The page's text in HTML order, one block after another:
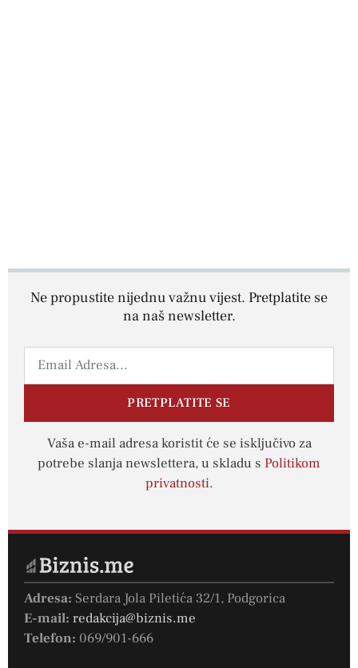
Ne propustite nijednu važnu vijest. Pretplatite se
na naš newsletter.
PRETPLATITE SE
Vaša e-mail adresa koristit će se isključivo za
potrebe slanja newslettera, u skladu s Politikom
privatnosti.
Adresa: Serdara Jola Piletića 32/1, Podgorica
E-mail: redakcija@biznis.me
Telefon: 069/901-666